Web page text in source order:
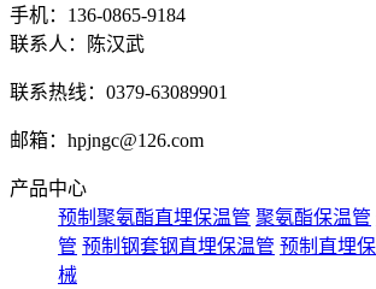
手机：136-0865-9184
联系人：陈汉武
联系热线：0379-63089901
邮箱：hpjngc@126.com
产品中心
预制聚氨酯直埋保温管 聚氨酯保温管
管 预制钢套钢直埋保温管 预制直埋
械